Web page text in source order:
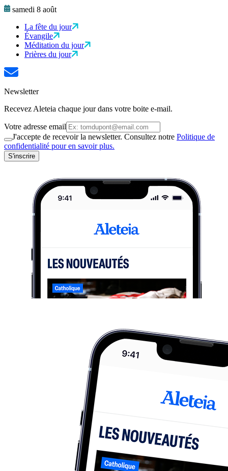
samedi 8 août
La fête du jour
Évangile
Méditation du jour
Prières du jour
Newsletter
Recevez Aleteia chaque jour dans votre boite e-mail.
Votre adresse email
J'accepte de recevoir la newsletter. Consultez notre Politique de
confidentialité pour en savoir plus.
S'inscrire